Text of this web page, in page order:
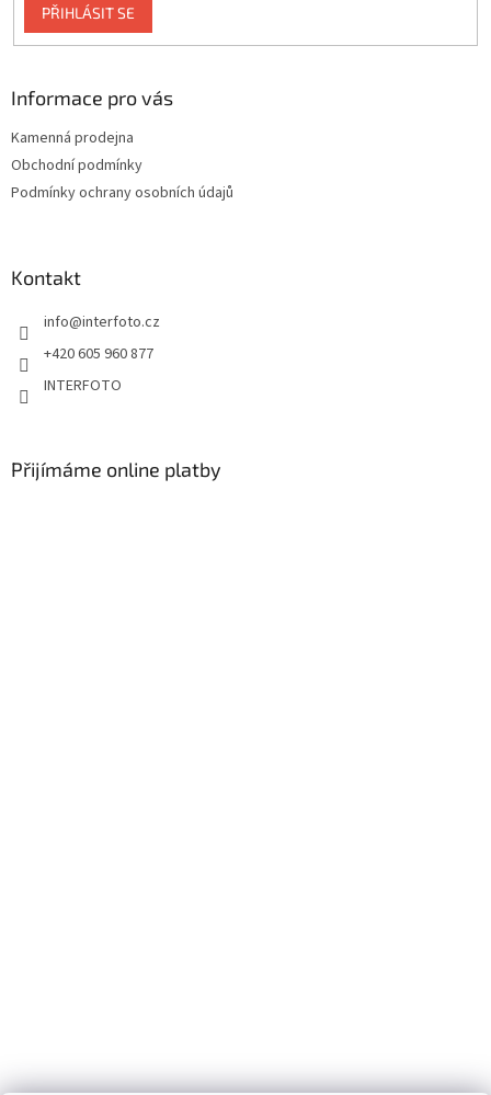
s
PŘIHLÁSIT SE
Informace pro vás
Kamenná prodejna
Obchodní podmínky
Podmínky ochrany osobních údajů
Kontakt
info@interfoto.cz
+420 605 960 877
INTERFOTO
Přijímáme online platby